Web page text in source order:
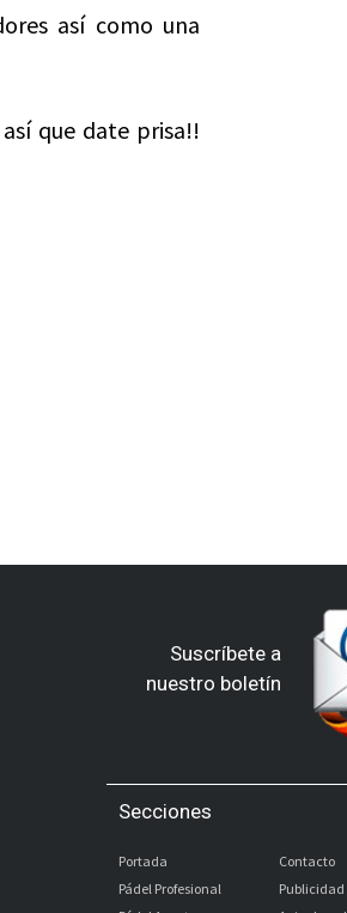
así como una
que date prisa!!
Suscríbete a
nuestro boletín
Secciones
Portada
Pádel Profesional
Contacto
Publicidad